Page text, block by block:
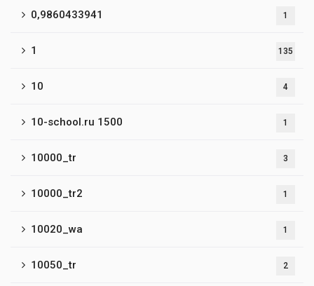
0,9860433941 1
1 135
10 4
10-school.ru 1500 1
10000_tr 3
10000_tr2 1
10020_wa 1
10050_tr 2